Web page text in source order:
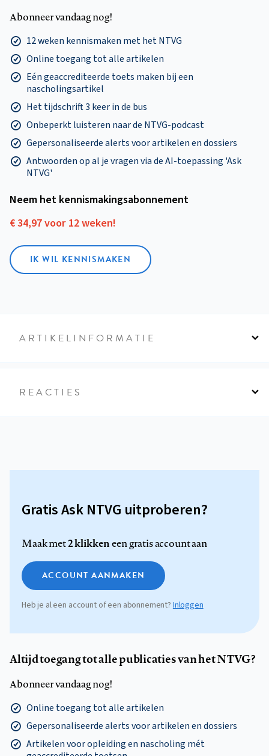
Abonneer vandaag nog!
12 weken kennismaken met het NTVG
Online toegang tot alle artikelen
Eén geaccrediteerde toets maken bij een
nascholingsartikel
Het tijdschrift 3 keer in de bus
Onbeperkt luisteren naar de NTVG-podcast
Gepersonaliseerde alerts voor artikelen en dossiers
Antwoorden op al je vragen via de AI-toepassing 'Ask
NTVG'
Neem het kennismakings­abonnement
€ 34,97 voor 12 weken!
IK WIL KENNISMAKEN
ARTIKELINFORMATIE
REACTIES
Gratis Ask NTVG uitproberen?
Maak met2 klikkeneen gratis account aan
ACCOUNT AANMAKEN
Heb je al een account of een abonnement?Inloggen
Altijd toegang tot alle publicaties van het NTVG?
Abonneer vandaag nog!
Online toegang tot alle artikelen
Gepersonaliseerde alerts voor artikelen en dossiers
Artikelen voor opleiding en nascholing mét